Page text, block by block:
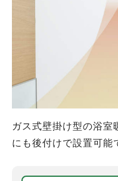
ガス式壁掛け型の浴室
にも後付けで設置可能